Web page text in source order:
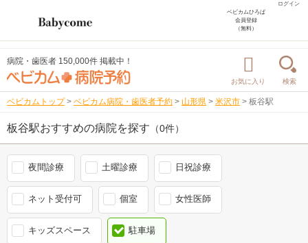
ログイン
ベビカムひろば
会員登録
（無料）
病院・歯医者 150,000件 掲載中！
お気に入り 検索
ベビカムトップ > ベビカム病院・歯医者予約 > 山形県 > 米沢市 > 板谷駅
板谷駅おすすめの病院を探す （0件）
夜間診療 土曜診療 日祝診療
ネット受付可 個室 女性医師
キッズスペース 駐車場